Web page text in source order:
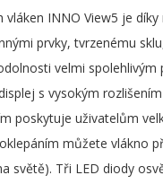
vláken INNO View5 je
prvky, tvrzenému
velmi spolehlivým
s vysokým
poskytuje uživatelům
můžete vlákno
světě). Tři LED diody